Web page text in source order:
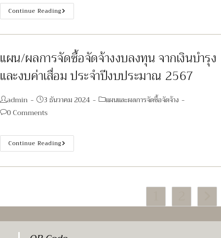
Continue Readingประกาศ
ราย
ผู้
ประเมิน
ความ
ความ
สามารถ
สมรรถนะ
มี
สิทธิ
เข้า
การ
ประเมิน
ทักษะ
สมรรถนะ
ที่
แผน/ผลการจัดซื้อจัดจ้างงบลงทุน จากเงินบำรุง
และงบค่าเสื่อม ประจำปีงบประมาณ 2567
Post
author:
admin
Post
published:
3 ธันวาคม 2024
Postแผนและผลการจัดซื้อจัดจ้าง
Post0 Comments
Continue Readingแผน/
ผล
จัด
จาก
บำรุง
งบ